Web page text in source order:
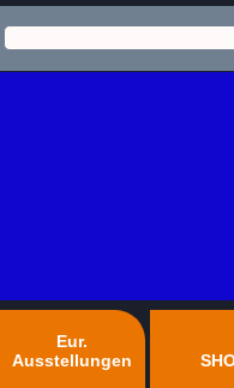
Eur.
Ausstellungen